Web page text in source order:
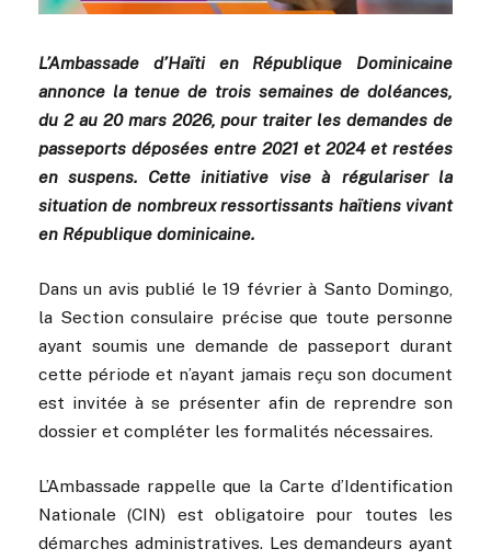
L’Ambassade d’Haïti en République Dominicaine
annonce la tenue de trois semaines de doléances,
du 2 au 20 mars 2026, pour traiter les demandes de
passeports déposées entre 2021 et 2024 et restées
en suspens. Cette initiative vise à régulariser la
situation de nombreux ressortissants haïtiens vivant
en République dominicaine.
Dans un avis publié le 19 février à Santo Domingo,
la Section consulaire précise que toute personne
ayant soumis une demande de passeport durant
cette période et n’ayant jamais reçu son document
est invitée à se présenter afin de reprendre son
dossier et compléter les formalités nécessaires.
L’Ambassade rappelle que la Carte d’Identification
Nationale (CIN) est obligatoire pour toutes les
démarches administratives. Les demandeurs ayant